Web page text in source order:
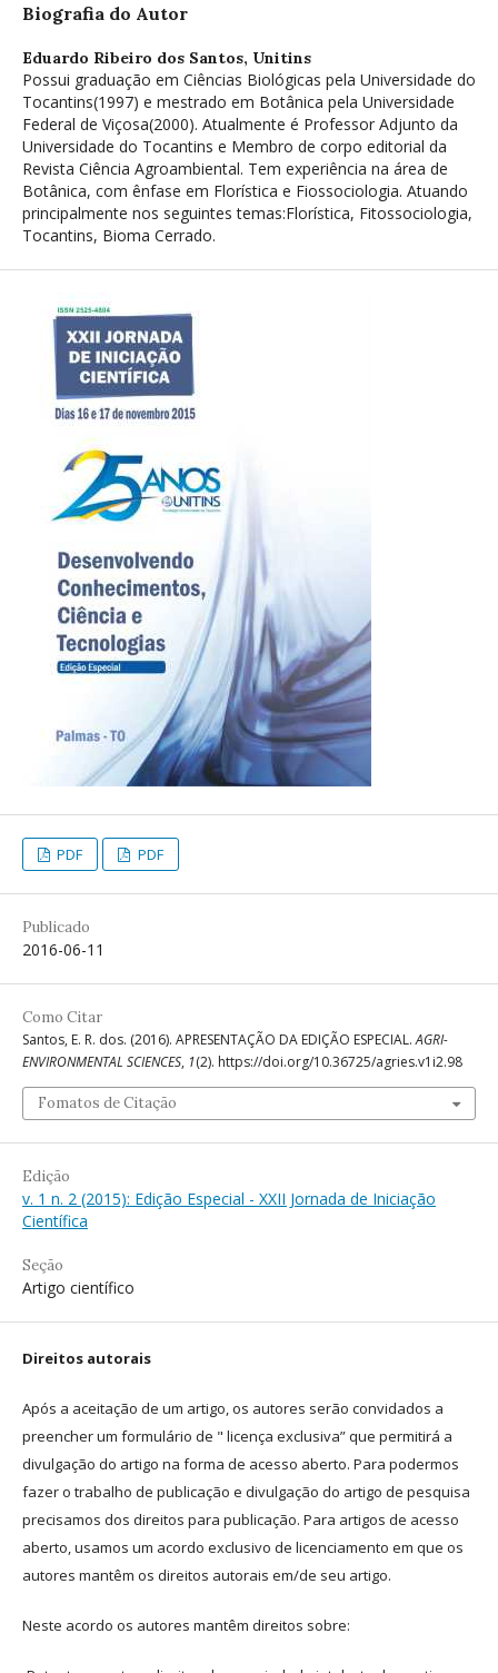
Biografia do Autor
Eduardo Ribeiro dos Santos, Unitins
Possui graduação em Ciências Biológicas pela Universidade do
Tocantins(1997) e mestrado em Botânica pela Universidade
Federal de Viçosa(2000). Atualmente é Professor Adjunto da
Universidade do Tocantins e Membro de corpo editorial da
Revista Ciência Agroambiental. Tem experiência na área de
Botânica, com ênfase em Florística e Fiossociologia. Atuando
principalmente nos seguintes temas:Florística, Fitossociologia,
Tocantins, Bioma Cerrado.
PDF PDF
Publicado
2016-06-11
Como Citar
Santos, E. R. dos. (2016). APRESENTAÇÃO DA EDIÇÃO ESPECIAL.AGRI-
ENVIRONMENTAL SCIENCES, 1(2). https://doi.org/10.36725/agries.v1i2.98
Fomatos de Citação
Edição
v. 1 n. 2 (2015): Edição Especial - XXII Jornada de Iniciação
Científica
Seção
Artigo científico
Direitos autorais
Após a aceitação de um artigo, os autores serão convidados a
preencher um formulário de " licença exclusiva” que permitirá a
divulgação do artigo na forma de acesso aberto. Para podermos
fazer o trabalho de publicação e divulgação do artigo de pesquisa
precisamos dos direitos para publicação. Para artigos de acesso
aberto, usamos um acordo exclusivo de licenciamento em que os
autores mantêm os direitos autorais em/de seu artigo.
Neste acordo os autores mantêm direitos sobre: